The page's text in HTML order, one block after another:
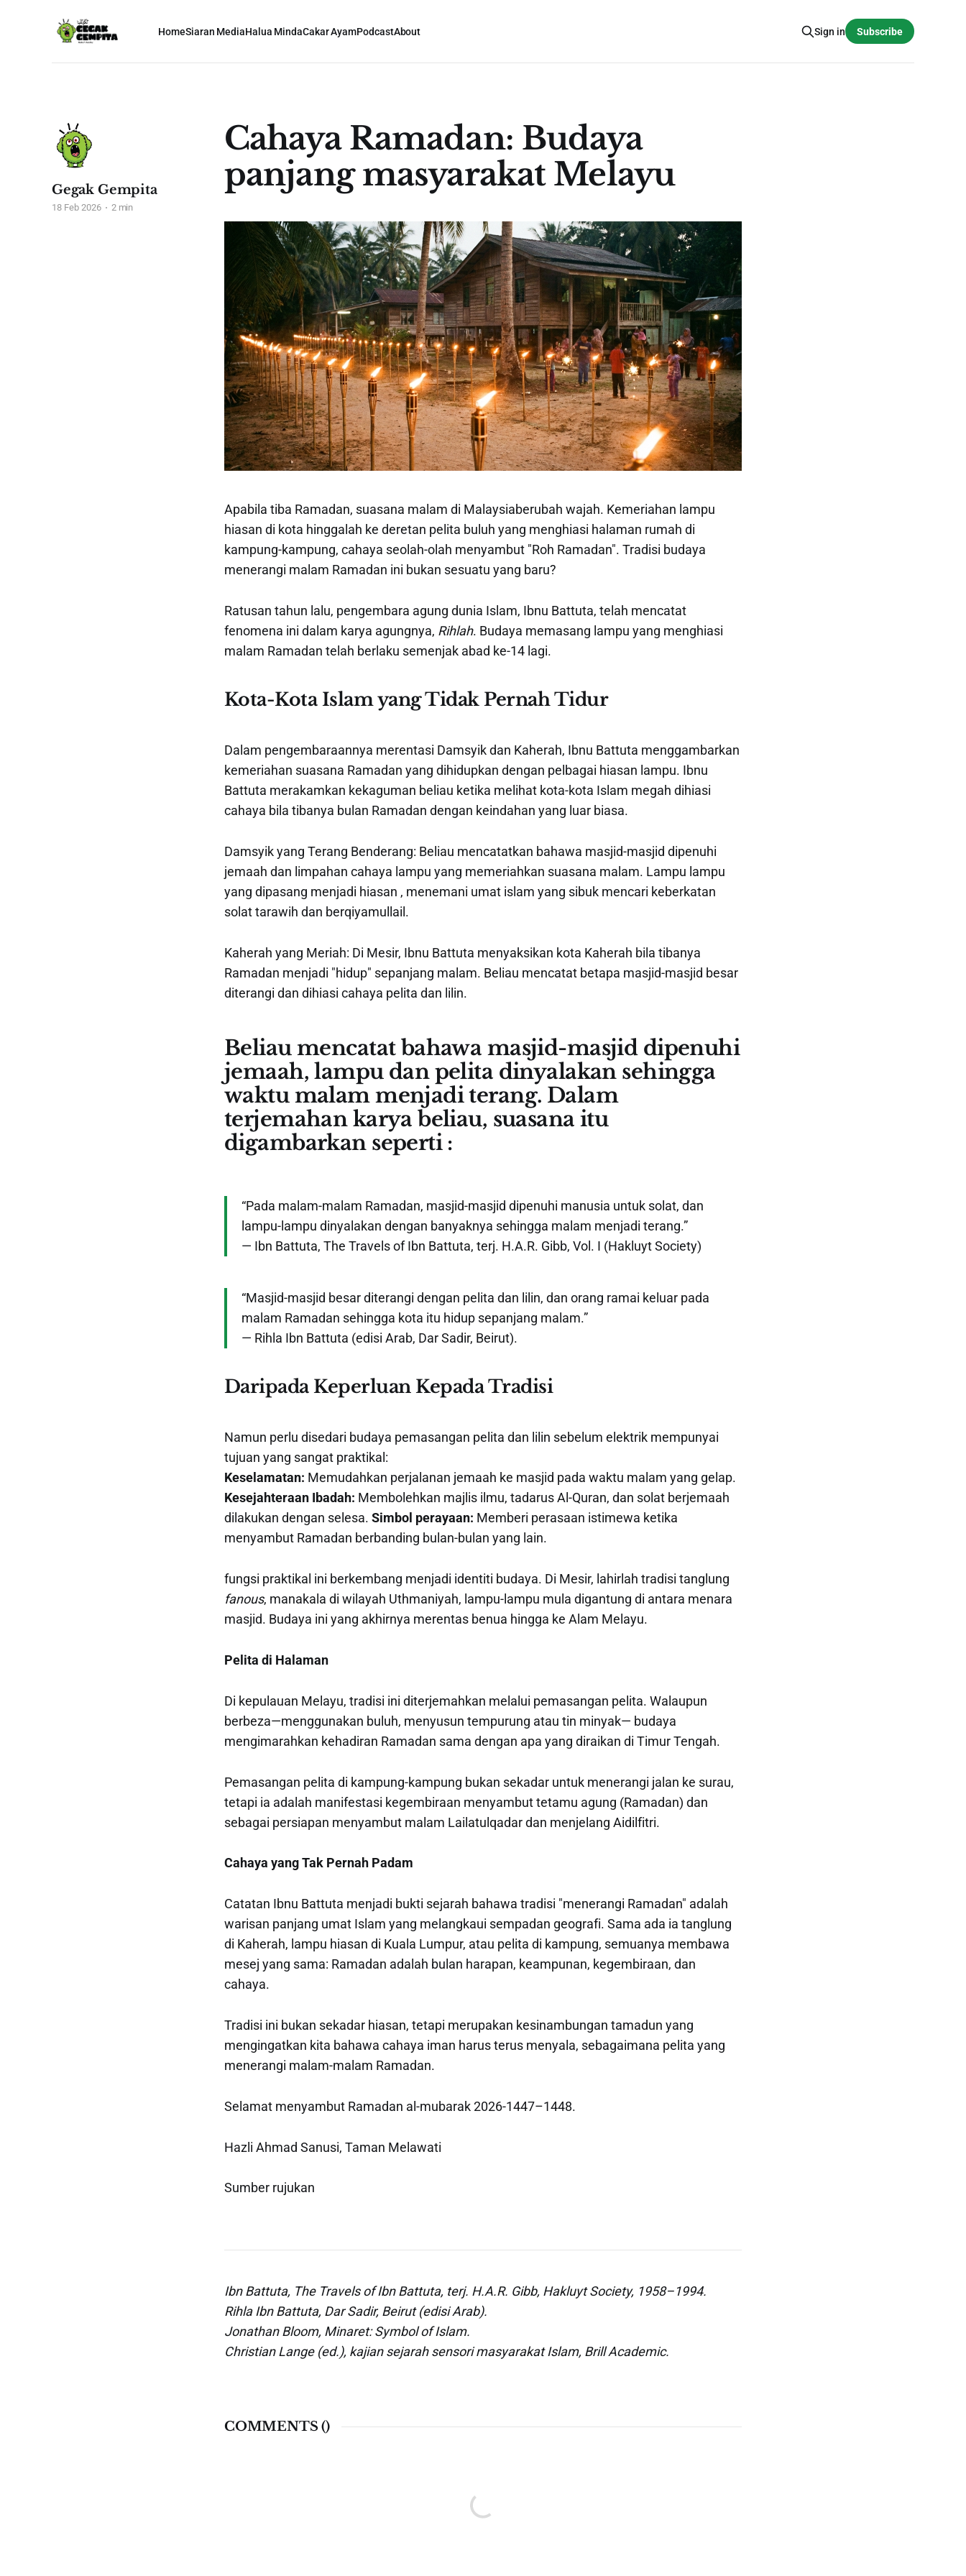
HomeSiaran MediaHalua MindaCakar AyamPodcastAbout Sign in Subscribe
Cahaya Ramadan: Budaya
panjang masyarakat Melayu
Gegak Gempita
18 Feb 2026 2 min
Apabila tiba Ramadan, suasana malam di Malaysiaberubah wajah. Kemeriahan lampu
hiasan di kota hinggalah ke deretan pelita buluh yang menghiasi halaman rumah di
kampung-kampung, cahaya seolah-olah menyambut "Roh Ramadan". Tradisi budaya
menerangi malam Ramadan ini bukan sesuatu yang baru?
Ratusan tahun lalu, pengembara agung dunia Islam, Ibnu Battuta, telah mencatat
fenomena ini dalam karya agungnya, Rihlah. Budaya memasang lampu yang menghiasi
malam Ramadan telah berlaku semenjak abad ke-14 lagi.
Kota-Kota Islam yang Tidak Pernah Tidur
Dalam pengembaraannya merentasi Damsyik dan Kaherah, Ibnu Battuta menggambarkan
kemeriahan suasana Ramadan yang dihidupkan dengan pelbagai hiasan lampu. Ibnu
Battuta merakamkan kekaguman beliau ketika melihat kota-kota Islam megah dihiasi
cahaya bila tibanya bulan Ramadan dengan keindahan yang luar biasa.
Damsyik yang Terang Benderang: Beliau mencatatkan bahawa masjid-masjid dipenuhi
jemaah dan limpahan cahaya lampu yang memeriahkan suasana malam. Lampu lampu
yang dipasang menjadi hiasan , menemani umat islam yang sibuk mencari keberkatan
solat tarawih dan berqiyamullail.
Kaherah yang Meriah: Di Mesir, Ibnu Battuta menyaksikan kota Kaherah bila tibanya
Ramadan menjadi "hidup" sepanjang malam. Beliau mencatat betapa masjid-masjid besar
diterangi dan dihiasi cahaya pelita dan lilin.
Beliau mencatat bahawa masjid-masjid dipenuhi
jemaah, lampu dan pelita dinyalakan sehingga
waktu malam menjadi terang. Dalam
terjemahan karya beliau, suasana itu
digambarkan seperti :
“Pada malam-malam Ramadan, masjid-masjid dipenuhi manusia untuk solat, dan
lampu-lampu dinyalakan dengan banyaknya sehingga malam menjadi terang.”
— Ibn Battuta, The Travels of Ibn Battuta, terj. H.A.R. Gibb, Vol. I (Hakluyt Society)
“Masjid-masjid besar diterangi dengan pelita dan lilin, dan orang ramai keluar pada
malam Ramadan sehingga kota itu hidup sepanjang malam.”
— Rihla Ibn Battuta (edisi Arab, Dar Sadir, Beirut).
Daripada Keperluan Kepada Tradisi
Namun perlu disedari budaya pemasangan pelita dan lilin sebelum elektrik mempunyai
tujuan yang sangat praktikal:
Keselamatan: Memudahkan perjalanan jemaah ke masjid pada waktu malam yang gelap.
Kesejahteraan Ibadah: Membolehkan majlis ilmu, tadarus Al-Quran, dan solat berjemaah
dilakukan dengan selesa. Simbol perayaan: Memberi perasaan istimewa ketika
menyambut Ramadan berbanding bulan-bulan yang lain.
fungsi praktikal ini berkembang menjadi identiti budaya. Di Mesir, lahirlah tradisi tanglung
fanous, manakala di wilayah Uthmaniyah, lampu-lampu mula digantung di antara menara
masjid. Budaya ini yang akhirnya merentas benua hingga ke Alam Melayu.
Pelita di Halaman
Di kepulauan Melayu, tradisi ini diterjemahkan melalui pemasangan pelita. Walaupun
berbeza—menggunakan buluh, menyusun tempurung atau tin minyak— budaya
mengimarahkan kehadiran Ramadan sama dengan apa yang diraikan di Timur Tengah.
Pemasangan pelita di kampung-kampung bukan sekadar untuk menerangi jalan ke surau,
tetapi ia adalah manifestasi kegembiraan menyambut tetamu agung (Ramadan) dan
sebagai persiapan menyambut malam Lailatulqadar dan menjelang Aidilfitri.
Cahaya yang Tak Pernah Padam
Catatan Ibnu Battuta menjadi bukti sejarah bahawa tradisi "menerangi Ramadan" adalah
warisan panjang umat Islam yang melangkaui sempadan geografi. Sama ada ia tanglung
di Kaherah, lampu hiasan di Kuala Lumpur, atau pelita di kampung, semuanya membawa
mesej yang sama: Ramadan adalah bulan harapan, keampunan, kegembiraan, dan
cahaya.
Tradisi ini bukan sekadar hiasan, tetapi merupakan kesinambungan tamadun yang
mengingatkan kita bahawa cahaya iman harus terus menyala, sebagaimana pelita yang
menerangi malam-malam Ramadan.
Selamat menyambut Ramadan al-mubarak 2026-1447–1448.
Hazli Ahmad Sanusi, Taman Melawati
Sumber rujukan
Ibn Battuta, The Travels of Ibn Battuta, terj. H.A.R. Gibb, Hakluyt Society, 1958–1994.
Rihla Ibn Battuta, Dar Sadir, Beirut (edisi Arab).
Jonathan Bloom, Minaret: Symbol of Islam.
Christian Lange (ed.), kajian sejarah sensori masyarakat Islam, Brill Academic.
COMMENTS ()